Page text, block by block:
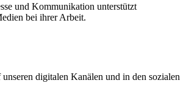
und Kommunikation unterstützt
bei ihrer Arbeit.
digitalen Kanälen und in den sozialen